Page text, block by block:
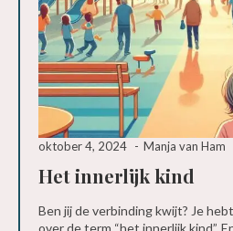
Het innerlijk kind
oktober 4, 2024 Manja van Ham
Ben jij de verbinding kwijt? Je
over de term “het innerlijk kind”.